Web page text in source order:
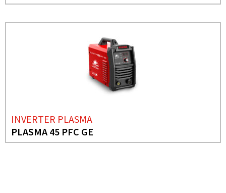
INVERTER PLASMA
PLASMA 45 PFC GE